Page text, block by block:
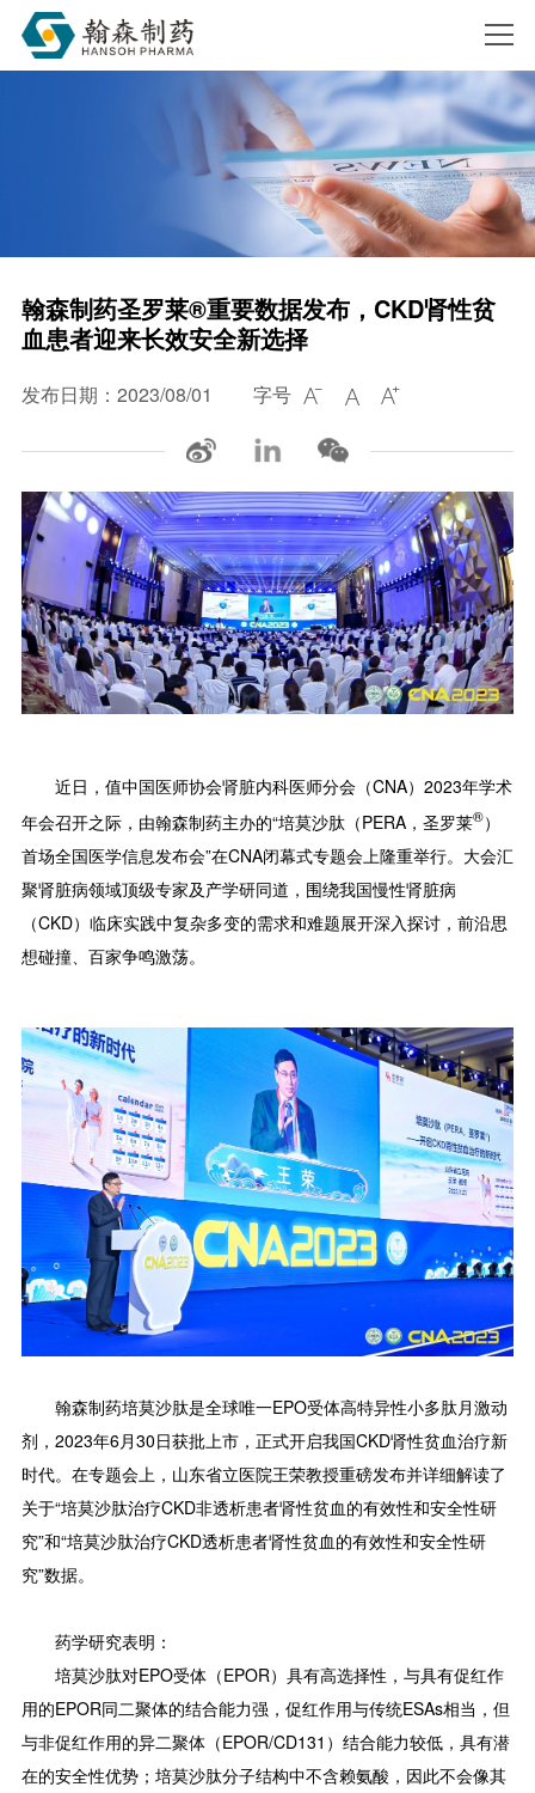
翰森制药圣罗莱®重要数据发布，CKD肾性贫
血患者迎来长效安全新选择
发布日期：2023/08/01 字号   
近日，值中国医师协会肾脏内科医师分会（CNA）2023年学术
年会召开之际，由翰森制药主办的“培莫沙肽（PERA，圣罗莱®）
首场全国医学信息发布会”在CNA闭幕式专题会上隆重举行。大会汇
聚肾脏病领域顶级专家及产学研同道，围绕我国慢性肾脏病
（CKD）临床实践中复杂多变的需求和难题展开深入探讨，前沿思
想碰撞、百家争鸣激荡。
翰森制药培莫沙肽是全球唯一EPO受体高特异性小多肽月激动
剂，2023年6月30日获批上市，正式开启我国CKD肾性贫血治疗新
时代。在专题会上，山东省立医院王荣教授重磅发布并详细解读了
关于“培莫沙肽治疗CKD非透析患者肾性贫血的有效性和安全性研
究”和“培莫沙肽治疗CKD透析患者肾性贫血的有效性和安全性研
究”数据。
药学研究表明：
培莫沙肽对EPO受体（EPOR）具有高选择性，与具有促红作
用的EPOR同二聚体的结合能力强，促红作用与传统ESAs相当，但
与非促红作用的异二聚体（EPOR/CD131）结合能力较低，具有潜
在的安全性优势；培莫沙肽分子结构中不含赖氨酸，因此不会像其